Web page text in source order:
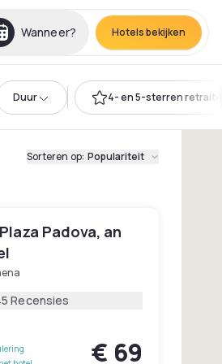
Wanneer? Hotels bekijken
Duur 4- en 5-sterren retraites
Sorteren op: Populariteit
Padova, an
Recensies
€ 69